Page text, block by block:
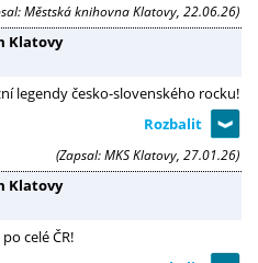
Městská knihovna Klatovy, 22.06.26)
Klatovy
legendy česko-slovenského rocku!
(Zapsal: MKS Klatovy, 27.01.26)
Klatovy
celé ČR!